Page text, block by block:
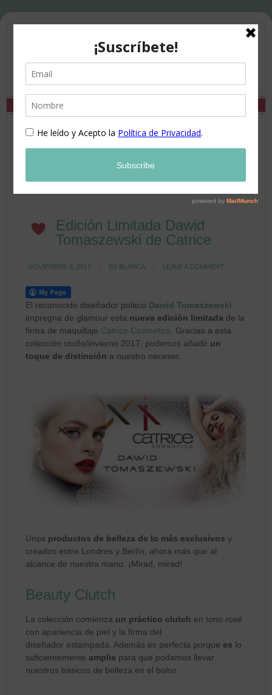
Edición Limitada Dawid
Tomaszewski de Catrice
NOVIEMBRE 6, 2017 BY BLANCA LEAVE A COMMENT
El reconocido diseñador polaco Dawid Tomaszewski
impregna de glamour esta nueva edición limitada de la
firma de maquillaje Catrice Cosmetics . Gracias a esta
colección otoño/invierno 2017, podemos añadir un
toque de distinción a nuestro neceser.
Unos productos de belleza de lo más exclusivos y
creados entre Londres y Berlín, ahora más que al
alcance de nuestra mano. ¡Mirad, mirad!
Beauty Clutch
La colección comienza un práctico clutch en tono rosé
con apariencia de piel y la firma del
diseñador estampada. Además es perfecta porque es lo
suficientemente amplia para que podamos llevar
nuestros básicos de belleza en el bolso.